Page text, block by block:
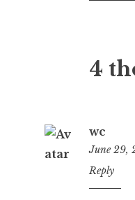
4
wc
June 29,
4:33
pm
Reply